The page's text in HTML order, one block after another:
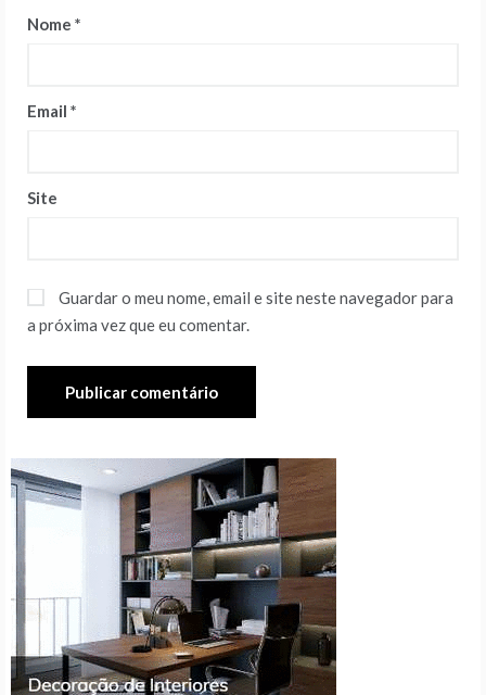
Nome *
Email *
Site
Guardar o meu nome, email e site neste navegador para
a próxima vez que eu comentar.